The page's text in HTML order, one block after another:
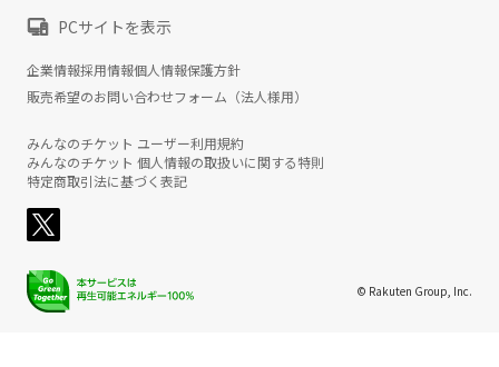
PCサイトを表示
企業情報採用情報個人情報保護方針
販売希望のお問い合わせフォーム（法人様用）
みんなのチケット ユーザー利用規約
みんなのチケット 個人情報の取扱いに関する特則
特定商取引法に基づく表記
© Rakuten Group, Inc.